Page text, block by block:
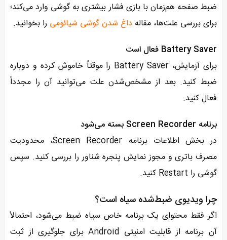
ضبط صفحه هم‌زمان با بازی فشار بیشتری به گوشی وارد می‌کند؛
برای بررسی علت‌ها، مقاله داغ شدن گوشی شیائومی را بخوانید.
Battery Saver فعال است
برای آزمایش، Battery Saver را موقتاً خاموش کرده و دوباره
ضبط کنید. بعد از مشخص‌شدن علت می‌توانید آن را مجدداً
فعال کنید.
برنامه Screen Recorder بسته می‌شود
در بخش اطلاعات برنامه Screen Recorder، محدودیت
مصرف باتری و مجوز نمایش پنجره شناور را بررسی کنید. سپس
گوشی را Restart کنید.
چرا ویدیوی ضبط‌شده سیاه است؟
اگر فقط محتوای یک برنامه خاص سیاه ضبط می‌شود، احتمالاً
آن برنامه از قابلیت امنیتی Android برای جلوگیری از ثبت